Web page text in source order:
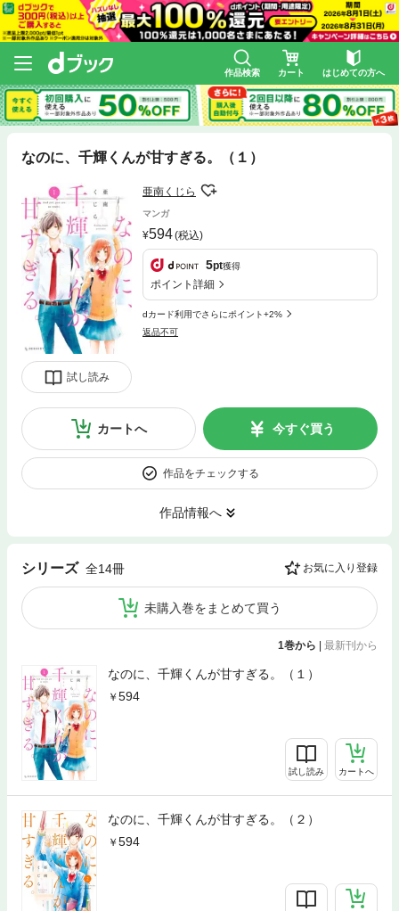
作品検索 カート はじめての方へ
なのに、千輝くんが甘すぎる。（１）
試し読み
亜南くじら
マンガ
594(税込)
5pt獲得
ポイント詳細
dカード利用でさらにポイント+2%
返品不可
カートへ 今すぐ買う
作品をチェックする
作品情報へ
シリーズ 全14冊 お気に入り登録
未購入巻をまとめて買う
1巻から | 最新刊から
なのに、千輝くんが甘すぎる。（１）
594
試し読み カートへ
なのに、千輝くんが甘すぎる。（２）
594